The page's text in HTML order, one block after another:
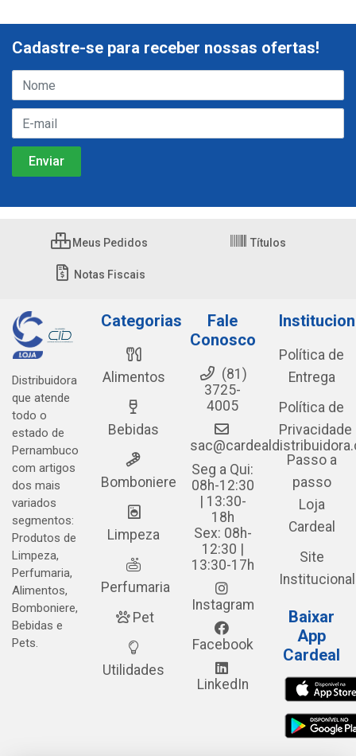
Cadastre-se para receber nossas ofertas!
Meus Pedidos Títulos
Notas Fiscais
Distribuidora
que atende
todo o
estado de
Pernambuco
com artigos
dos mais
variados
segmentos:
Produtos de
Limpeza,
Perfumaria,
Alimentos,
Bomboniere,
Bebidas e
Pets.
Categorias
Alimentos
Bebidas
Bomboniere
Limpeza
Perfumaria
Pet
Utilidades
Fale
Conosco
(81)
3725-
4005
Seg a Qui:
08h-12:30
| 13:30-
18h
Sex: 08h-
12:30 |
13:30-17h
Instagram
Facebook
LinkedIn
Política de
Entrega
Política de
Privacidade
Passo a
passo
Loja
Cardeal
Site
Institucional
Baixar
App
Cardeal